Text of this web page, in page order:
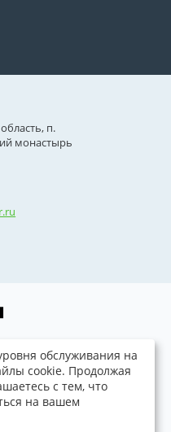
п.
монастырь
обслуживания на
cookie. Продолжая
с тем, что
на вашем